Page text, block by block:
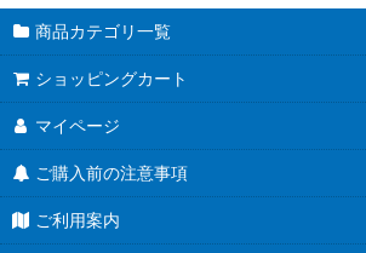
商品カテゴリ一覧
ショッピングカート
マイページ
ご購入前の注意事項
ご利用案内